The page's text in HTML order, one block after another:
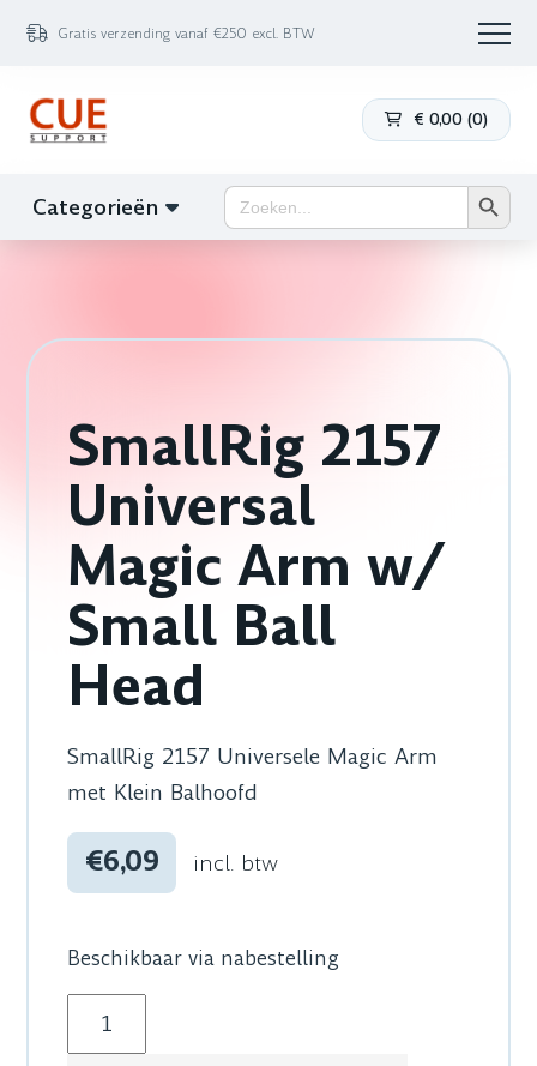
Gratis verzending vanaf €250 excl. BTW
€ 0,00 (0)
Categorieën Zoek
naar:
SmallRig 2157
Universal
Magic Arm w/
Small Ball
Head
SmallRig 2157 Universele Magic Arm
met Klein Balhoofd
€6,09 incl. btw
Beschikbaar via nabestelling
SmallRig 2157 Universal Magic Arm w/ Small